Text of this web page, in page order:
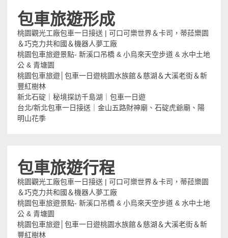
包車旅遊形成
桃園觀光工廠包車一日接送 | 可口可樂世界＆卡司，蒂菈樂園
＆巧克力共和國＆機器人夢工廠
桃園包車旅遊景點- 新溪口吊橋 & 小烏來天空步道 & 水中土地
公 & 青塘園
桃園包車旅遊│包車一日遊桃園水族館＆慈湖＆大溪老街＆新
豐紅樹林
新北石碇｜秘境探訪千島湖｜包車一日遊
台北/新北包車一日接送｜金山五路財神廟、石碇虎爺廟、陽
明山花季
包車旅遊行程
桃園觀光工廠包車一日接送 | 可口可樂世界＆卡司，蒂菈樂園
＆巧克力共和國＆機器人夢工廠
桃園包車旅遊景點- 新溪口吊橋 & 小烏來天空步道 & 水中土地
公 & 青塘園
桃園包車旅遊│包車一日遊桃園水族館＆慈湖＆大溪老街＆新
豐紅樹林